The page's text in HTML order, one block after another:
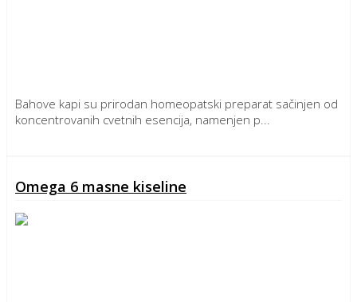
Bahove kapi su prirodan homeopatski preparat sačinjen od
koncentrovanih cvetnih esencija, namenjen p...
Omega 6 masne kiseline